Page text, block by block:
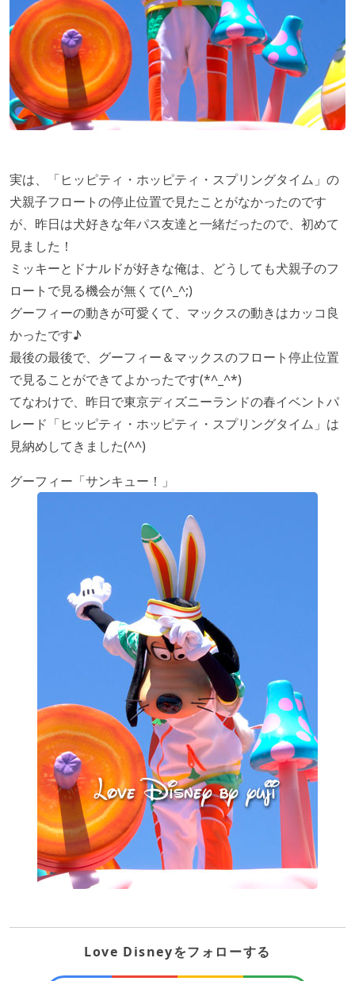
実は、「ヒッピティ・ホッピティ・スプリングタイム」の
犬親子フロートの停止位置で見たことがなかったのです
が、昨日は犬好きな年パス友達と一緒だったので、初めて
見ました！
ミッキーとドナルドが好きな俺は、どうしても犬親子のフ
ロートで見る機会が無くて(^_^;)
グーフィーの動きが可愛くて、マックスの動きはカッコ良
かったです♪
最後の最後で、グーフィー＆マックスのフロート停止位置
で見ることができてよかったです(*^_^*)
てなわけで、昨日で東京ディズニーランドの春イベントパ
レード「ヒッピティ・ホッピティ・スプリングタイム」は
見納めしてきました(^^)
グーフィー「サンキュー！」
Love Disneyをフォローする